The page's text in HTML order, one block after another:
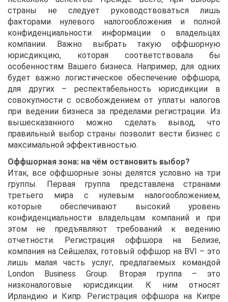
страны не следует руководствоваться лишь
факторами нулевого налогообложения и полной
конфиденциальности информации о владельцах
компании. Важно выбрать такую оффшорную
юрисдикцию, которая соответствовала бы
особенностям Вашего бизнеса. Например, для одних
будет важно логистическое обеспечение оффшора,
для других – респектабельность юрисдикции в
совокупности с освобождением от уплаты налогов
при ведении бизнеса за пределами регистрации. Из
вышесказанного можно сделать вывод, что
правильный выбор страны позволит вести бизнес с
максимальной эффективностью.
Оффшорная зона: на чём остановить выбор?
Итак, все оффшорные зоны делятся условно на три
группы. Первая группа представлена странами
третьего мира с нулевым налогообложением,
которые обеспечивают высокий уровень
конфиденциальности владельцам компаний и при
этом не предъявляют требований к ведению
отчетности. Регистрация оффшора на Белизе,
компания на Сейшелах, готовый оффшор на BVI – это
лишь малая часть услуг, предлагаемых командой
London Business Group. Вторая группа – это
низконалоговые юрисдикции. К ним относят
Ирландию и Кипр. Регистрация оффшора на Кипре